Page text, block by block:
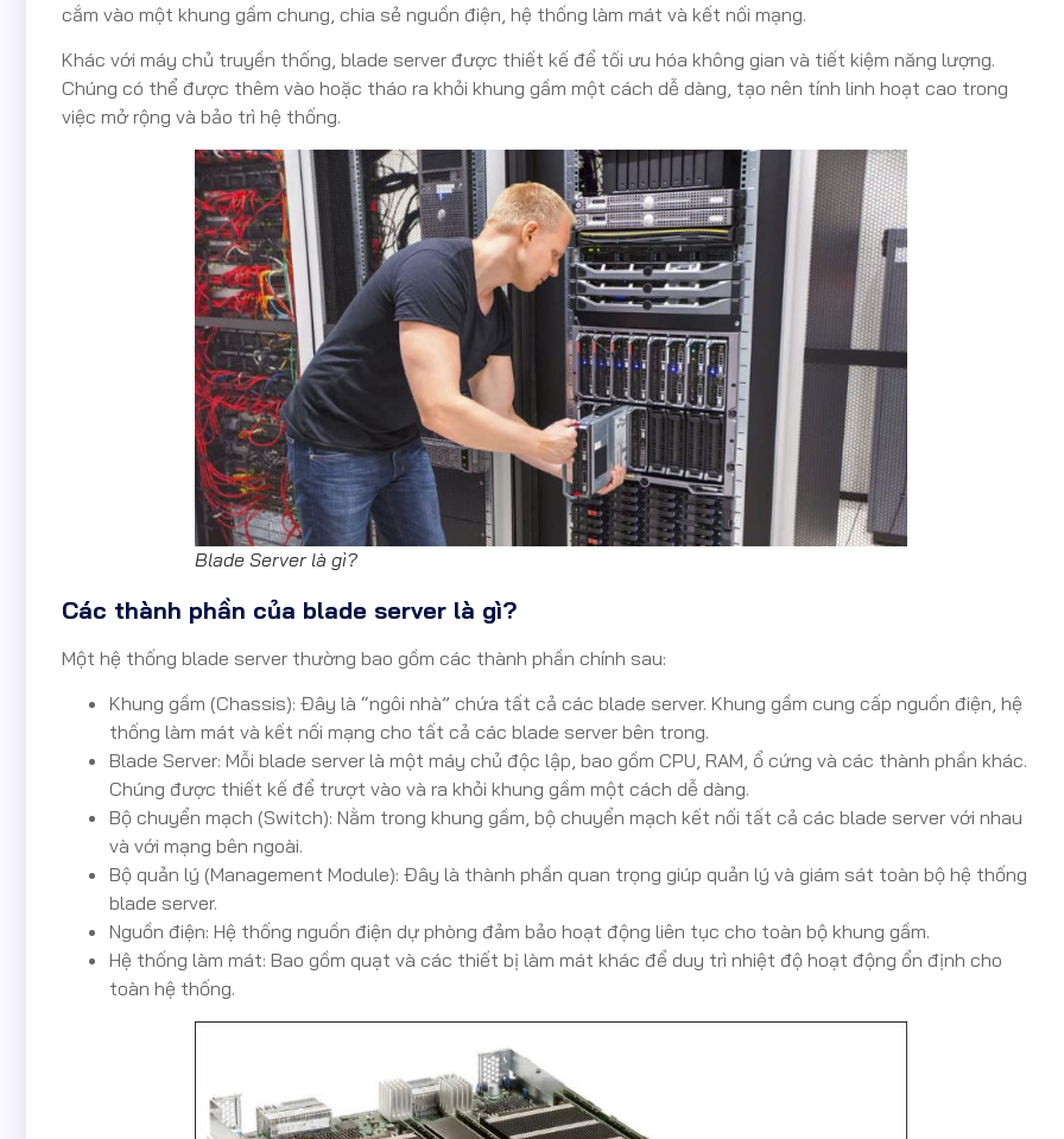
cắm vào một khung gầm chung, chia sẻ nguồn điện, hệ thống làm mát và kết nối mạng.
Khác với máy chủ truyền thống, blade server được thiết kế để tối ưu hóa không gian và tiết kiệm năng lượng.
Chúng có thể được thêm vào hoặc tháo ra khỏi khung gầm một cách dễ dàng, tạo nên tính linh hoạt cao trong
việc mở rộng và bảo trì hệ thống.
Blade Server là gì?
Các thành phần của blade server là gì?
Một hệ thống blade server thường bao gồm các thành phần chính sau:
Khung gầm (Chassis): Đây là “ngôi nhà” chứa tất cả các blade server. Khung gầm cung cấp nguồn điện, hệ
thống làm mát và kết nối mạng cho tất cả các blade server bên trong.
Blade Server: Mỗi blade server là một máy chủ độc lập, bao gồm CPU, RAM, ổ cứng và các thành phần khác.
Chúng được thiết kế để trượt vào và ra khỏi khung gầm một cách dễ dàng.
Bộ chuyển mạch (Switch): Nằm trong khung gầm, bộ chuyển mạch kết nối tất cả các blade server với nhau
và với mạng bên ngoài.
Bộ quản lý (Management Module): Đây là thành phần quan trọng giúp quản lý và giám sát toàn bộ hệ thống
blade server.
Nguồn điện: Hệ thống nguồn điện dự phòng đảm bảo hoạt động liên tục cho toàn bộ khung gầm.
Hệ thống làm mát: Bao gồm quạt và các thiết bị làm mát khác để duy trì nhiệt độ hoạt động ổn định cho
toàn hệ thống.